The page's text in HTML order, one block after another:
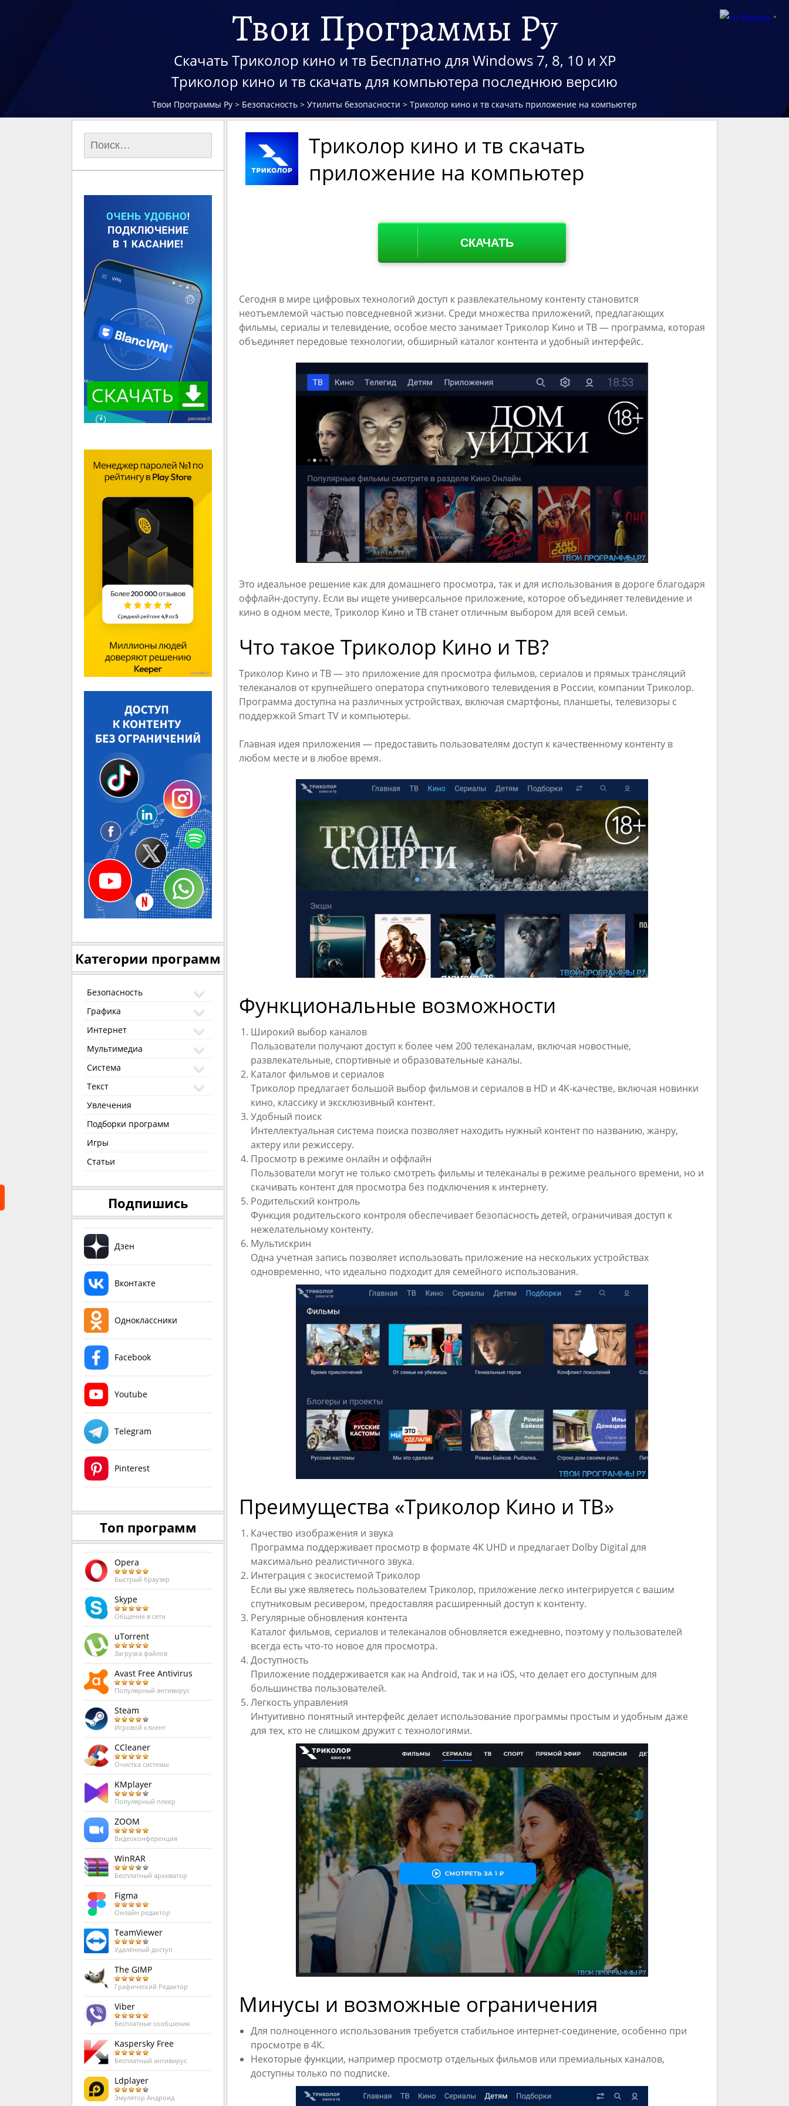
Твои Программы Ру
Скачать Триколор кино и тв Бесплатно для Windows 7, 8, 10 и XP
Триколор кино и тв скачать для компьютера последнюю версию
Твои Программы Ру > Безопасность > Утилиты безопасности > Триколор кино и тв скачать приложение на компьютер
Триколор кино и тв скачать
приложение на компьютер
СКАЧАТЬ
Сегодня в мире цифровых технологий доступ к развлекательному контенту становится
неотъемлемой частью повседневной жизни. Среди множества приложений, предлагающих
фильмы, сериалы и телевидение, особое место занимает Триколор Кино и ТВ — программа, которая
объединяет передовые технологии, обширный каталог контента и удобный интерфейс.
Это идеальное решение как для домашнего просмотра, так и для использования в дороге благодаря
оффлайн-доступу. Если вы ищете универсальное приложение, которое объединяет телевидение и
кино в одном месте, Триколор Кино и ТВ станет отличным выбором для всей семьи.
Что такое Триколор Кино и ТВ?
Триколор Кино и ТВ — это приложение для просмотра фильмов, сериалов и прямых трансляций
телеканалов от крупнейшего оператора спутникового телевидения в России, компании Триколор.
Программа доступна на различных устройствах, включая смартфоны, планшеты, телевизоры с
поддержкой Smart TV и компьютеры.
Главная идея приложения — предоставить пользователям доступ к качественному контенту в
любом месте и в любое время.
Функциональные возможности
Широкий выбор каналов
Пользователи получают доступ к более чем 200 телеканалам, включая новостные,
развлекательные, спортивные и образовательные каналы.
Каталог фильмов и сериалов
Триколор предлагает большой выбор фильмов и сериалов в HD и 4K-качестве, включая новинки
кино, классику и эксклюзивный контент.
Удобный поиск
Интеллектуальная система поиска позволяет находить нужный контент по названию, жанру,
актеру или режиссеру.
Просмотр в режиме онлайн и оффлайн
Пользователи могут не только смотреть фильмы и телеканалы в режиме реального времени, но и
скачивать контент для просмотра без подключения к интернету.
Родительский контроль
Функция родительского контроля обеспечивает безопасность детей, ограничивая доступ к
нежелательному контенту.
Мультискрин
Одна учетная запись позволяет использовать приложение на нескольких устройствах
одновременно, что идеально подходит для семейного использования.
Преимущества «Триколор Кино и ТВ»
Качество изображения и звука
Программа поддерживает просмотр в формате 4K UHD и предлагает Dolby Digital для
максимально реалистичного звука.
Интеграция с экосистемой Триколор
Если вы уже являетесь пользователем Триколор, приложение легко интегрируется с вашим
спутниковым ресивером, предоставляя расширенный доступ к контенту.
Регулярные обновления контента
Каталог фильмов, сериалов и телеканалов обновляется ежедневно, поэтому у пользователей
всегда есть что-то новое для просмотра.
Доступность
Приложение поддерживается как на Android, так и на iOS, что делает его доступным для
большинства пользователей.
Легкость управления
Интуитивно понятный интерфейс делает использование программы простым и удобным даже
для тех, кто не слишком дружит с технологиями.
Минусы и возможные ограничения
Для полноценного использования требуется стабильное интернет-соединение, особенно при
просмотре в 4K.
Некоторые функции, например просмотр отдельных фильмов или премиальных каналов,
доступны только по подписке.
Категории программ
Безопасность
Графика
Интернет
Мультимедиа
Система
Текст
Увлечения
Подборки программ
Игры
Статьи
Подпишись
Дзен
Вконтакте
Одноклассники
Facebook
Youtube
Telegram
Pinterest
Топ программ
Opera
Быстрый браузер
Skype
Общение в сети
uTorrent
Загрузка файлов
Avast Free Antivirus
Популярный антивирус
Steam
Игровой клиент
CCleaner
Очистка системы
KMplayer
Популярный плеер
ZOOM
Видеоконференция
WinRAR
Бесплатный архиватор
Figma
Онлайн редактор
TeamViewer
Удалённый доступ
The GIMP
Графический Редактор
Viber
Бесплатные сообшения
Kaspersky Free
Бесплатный антивирус
Ldplayer
Эмулятор Андроид
Russian ▼